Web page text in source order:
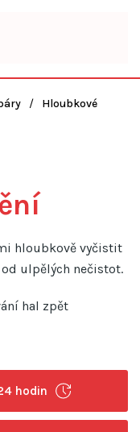
Hloubkové
hloubkově vyčistit
ulpělých nečistot.
hal zpět
hodin